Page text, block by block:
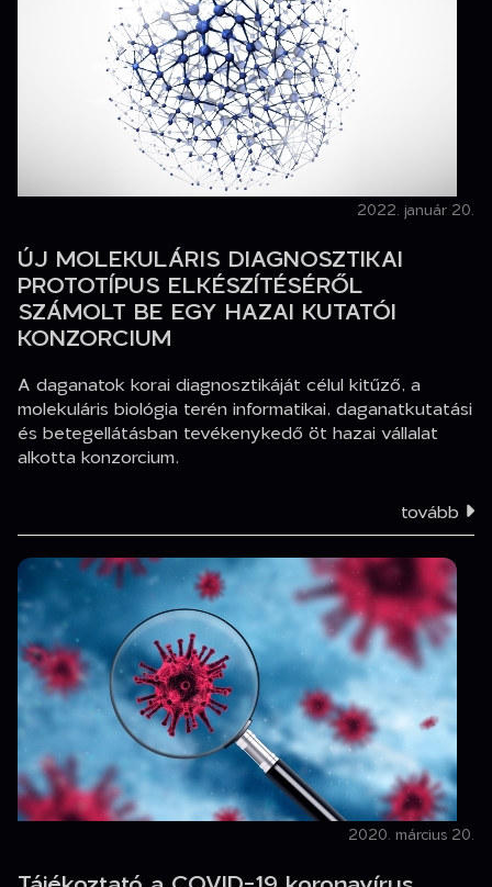
2022. január 20.
ÚJ MOLEKULÁRIS DIAGNOSZTIKAI
PROTOTÍPUS ELKÉSZÍTÉSÉRŐL
SZÁMOLT BE EGY HAZAI KUTATÓI
KONZORCIUM
A daganatok korai diagnosztikáját célul kitűző, a
molekuláris biológia terén informatikai, daganatkutatási
és betegellátásban tevékenykedő öt hazai vállalat
alkotta konzorcium.
tovább
2020. március 20.